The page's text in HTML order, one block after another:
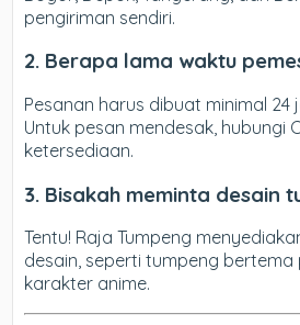
pengiriman sendiri.
2. Berapa lama waktu
Pesanan harus dibuat minimal 24
Untuk pesan mendesak, hubungi
ketersediaan.
3. Bisakah meminta desain
Tentu! Raja Tumpeng
desain, seperti tumpeng
karakter anime.